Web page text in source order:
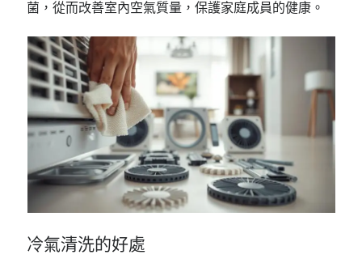
菌，從而改善室內空氣質量，保護家庭成員的健康。
冷氣清洗的好處